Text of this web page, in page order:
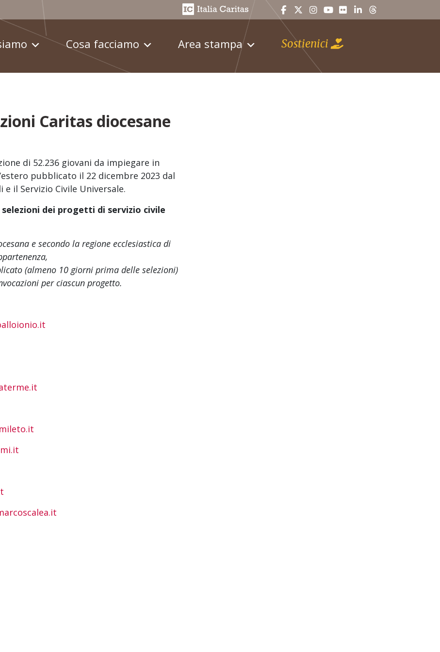
Cosa facciamo Area stampa Sostienici
Caritas diocesane
di 52.236 giovani da impiegare in
pubblicato il 22 dicembre 2023 dal
il Servizio Civile Universale.
dei progetti di servizio civile
e secondo la regione ecclesiastica di
(almeno 10 giorni prima delle selezioni)
per ciascun progetto.